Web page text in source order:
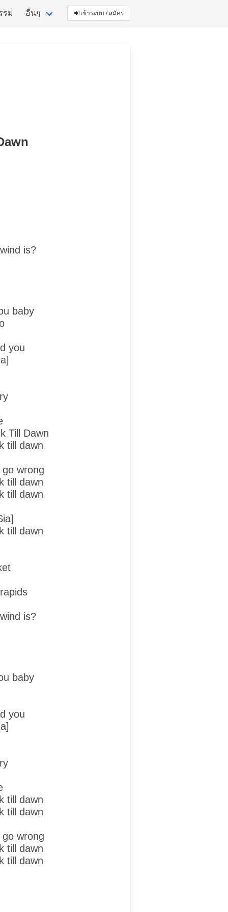
รม อื่นๆ เข้าระบบ / สมัคร
is?
baby
you
Till Dawn
till dawn
wrong
till dawn
till dawn
till dawn
is?
baby
you
till dawn
till dawn
wrong
till dawn
till dawn